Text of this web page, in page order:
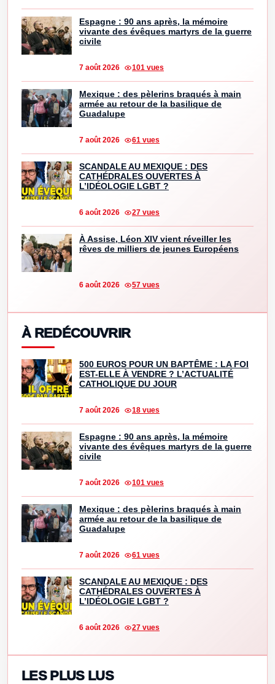
Espagne : 90 ans après, la mémoire
vivante des évêques martyrs de la guerre
civile
7 août 2026 101 vues
Mexique : des pèlerins braqués à main
armée au retour de la basilique de
Guadalupe
7 août 2026 61 vues
SCANDALE AU MEXIQUE : DES
CATHÉDRALES OUVERTES À
L’IDÉOLOGIE LGBT ?
6 août 2026 27 vues
À Assise, Léon XIV vient réveiller les
rêves de milliers de jeunes Européens
6 août 2026 57 vues
À REDÉCOUVRIR
500 EUROS POUR UN BAPTÊME : LA FOI
EST-ELLE À VENDRE ? L’ACTUALITÉ
CATHOLIQUE DU JOUR
7 août 2026 18 vues
Espagne : 90 ans après, la mémoire
vivante des évêques martyrs de la guerre
civile
7 août 2026 101 vues
Mexique : des pèlerins braqués à main
armée au retour de la basilique de
Guadalupe
7 août 2026 61 vues
SCANDALE AU MEXIQUE : DES
CATHÉDRALES OUVERTES À
L’IDÉOLOGIE LGBT ?
6 août 2026 27 vues
LES PLUS LUS